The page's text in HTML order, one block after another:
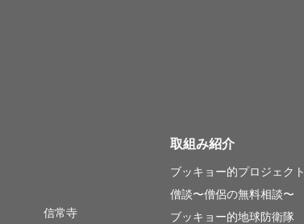
信常寺
取組み紹介
ブッキョー的プロジェクト
僧談〜僧侶の無料相談〜
ブッキョー的地球防衛隊